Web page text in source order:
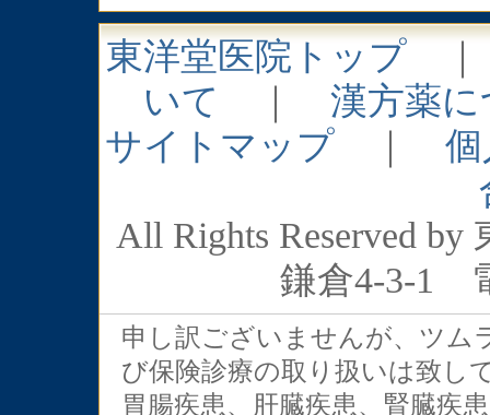
東洋堂医院トップ
いて
漢方薬
サイトマップ
All Rights Reserved
鎌倉4-3-1
申し訳ございませんが、ツム
び保険診療の取り扱いは致し
胃腸疾患、肝臓疾患、腎臓疾